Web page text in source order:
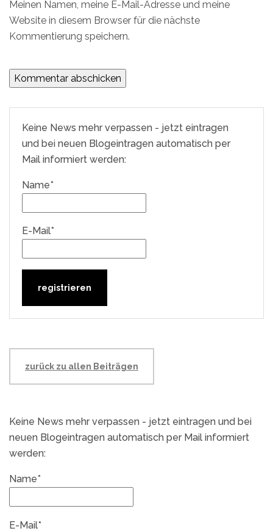
Meinen Namen, meine E-Mail-Adresse und meine
Website in diesem Browser für die nächste
Kommentierung speichern.
Keine News mehr verpassen - jetzt eintragen
und bei neuen Blogeintragen automatisch per
Mail informiert werden:
Name*
E-Mail*
zurück zu allen Beiträgen
Keine News mehr verpassen - jetzt eintragen und bei
neuen Blogeintragen automatisch per Mail informiert
werden:
Name*
E-Mail*